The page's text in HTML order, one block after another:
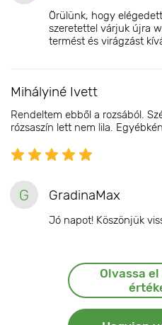
Örülünk, hogy
szeretettel várjuk újra
termést és virágzást
Mihályiné Ivett
Rendeltem ebből a rozsából.
rózsaszín lett nem lila.
G GradinaMax
Jó napot! Köszönjük
Olvassa